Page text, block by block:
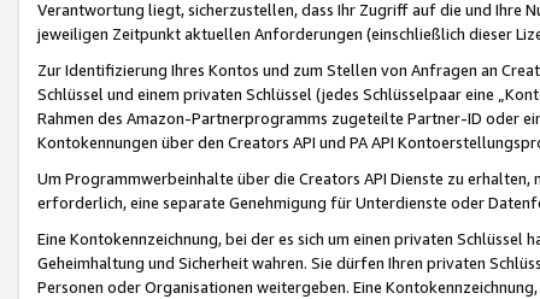
Verantwortung liegt, sicherzustellen, dass Ihr Zugriff auf die und Ihre
jeweiligen Zeitpunkt aktuellen Anforderungen (einschließlich dieser
Zur Identifizierung Ihres Kontos und zum Stellen von Anfragen an
Schlüssel und einem privaten Schlüssel (jedes Schlüsselpaar eine
Rahmen des Amazon-Partnerprogramms zugeteilte Partner-ID oder
Kontokennungen über den Creators API und PA API
Um Programmwerbeinhalte über die Creators API Dienste zu
erforderlich, eine separate Genehmigung für Unterdienste oder
Eine Kontokennzeichnung, bei der es sich um einen privaten
Geheimhaltung und Sicherheit wahren. Sie dürfen Ihren privaten
Personen oder Organisationen weitergeben. Eine